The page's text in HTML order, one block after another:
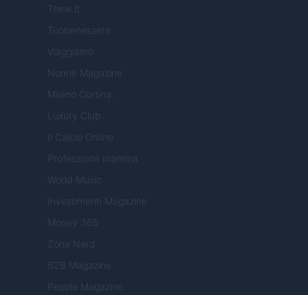
Think.it
Tuobenessere
Viaggiamo
Nonne Magazine
Milano Cortina
Luxury Club
Il Calcio Online
Professione mamma
World Music
Investimenti Magazine
Money 365
Zona Nerd
B2B Magazine
People Magazine